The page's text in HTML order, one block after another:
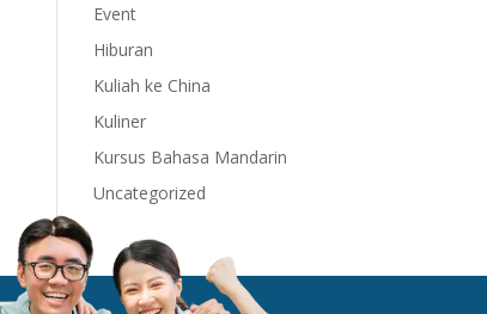
Event
Hiburan
Kuliah ke China
Kuliner
Kursus Bahasa Mandarin
Uncategorized